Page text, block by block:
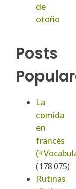
de
otoño
Posts
La
comida
en
francés
(178.075)
Rutinas